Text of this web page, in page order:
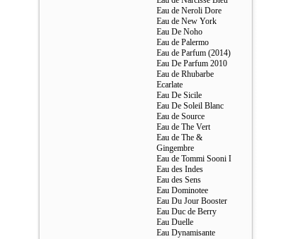
Eau de Neroli Dore
Eau de New York
Eau De Noho
Eau de Palermo
Eau de Parfum (2014)
Eau De Parfum 2010
Eau de Rhubarbe
Ecarlate
Eau De Sicile
Eau De Soleil Blanc
Eau de Source
Eau de The Vert
Eau de Thе &
Gingembre
Eau de Tommi Sooni I
Eau des Indes
Eau des Sens
Eau Dominotee
Eau Du Jour Booster
Eau Duc de Berry
Eau Duelle
Eau Dynamisante